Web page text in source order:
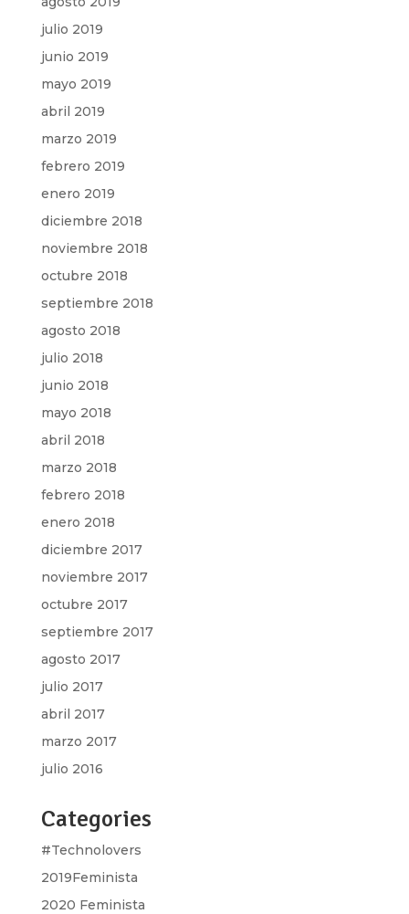
julio 2019
junio 2019
mayo 2019
abril 2019
marzo 2019
febrero 2019
enero 2019
diciembre 2018
noviembre 2018
octubre 2018
septiembre 2018
agosto 2018
julio 2018
junio 2018
mayo 2018
abril 2018
marzo 2018
febrero 2018
enero 2018
diciembre 2017
noviembre 2017
octubre 2017
septiembre 2017
agosto 2017
julio 2017
abril 2017
marzo 2017
julio 2016
Categories
#Technolovers
2019Feminista
2020 Feminista